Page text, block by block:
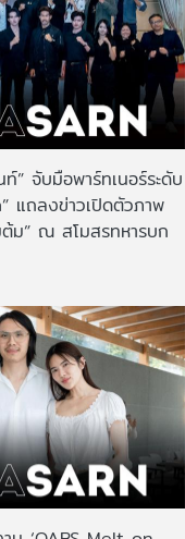
ท์” จับมือพาร์ทเนอร์ระดับ
แถลงข่าวเปิดตัวภาพ
ม” ณ สโมสรทหารบก